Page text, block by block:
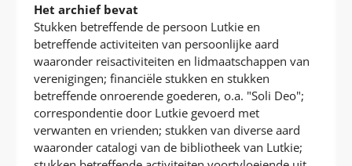
Het archief bevat
Stukken betreffende de persoon Lutkie en
betreffende activiteiten van persoonlijke aard
waaronder reisactiviteiten en lidmaatschappen van
verenigingen; financiële stukken en stukken
betreffende onroerende goederen, o.a. "Soli Deo";
correspondentie door Lutkie gevoerd met
verwanten en vrienden; stukken van diverse aard
waaronder catalogi van de bibliotheek van Lutkie;